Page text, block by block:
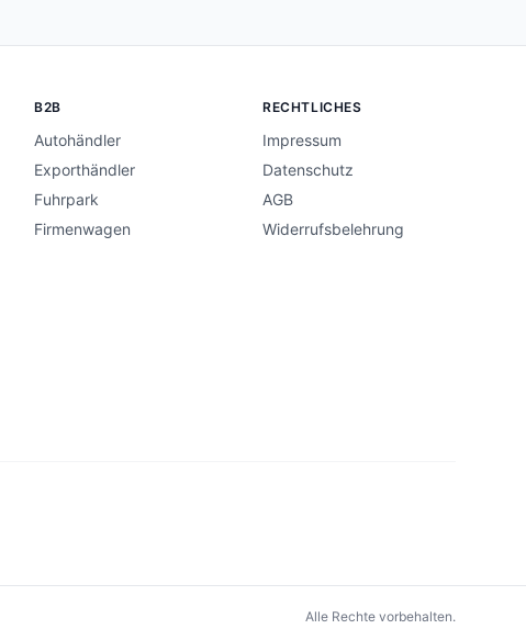
B2B
Autohändler
Exporthändler
Fuhrpark
Firmenwagen
RECHTLICHES
Impressum
Datenschutz
AGB
Widerrufsbelehrung
Alle Rechte vorbehalten.